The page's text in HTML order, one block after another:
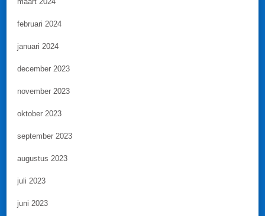
februari 2024
januari 2024
december 2023
november 2023
oktober 2023
september 2023
augustus 2023
juli 2023
juni 2023